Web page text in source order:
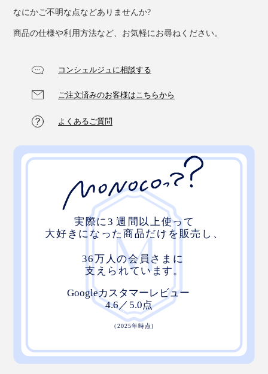
ませんが、これまでの白Tシャツを超える着心地はたし
か。
「いい服が大切に長く着てもらえる世界を作りたい」
そんなテーマを掲げた服づくりとは、こういうことなん
S・M・Lの3サイズ展開。
なにかご不明な点などありませんか?
商品の仕様や利用方法など、お気軽にお尋ねください。
コンシェルジュに相談する
ご注文済みのお客様はこちらから
よくあるご質問